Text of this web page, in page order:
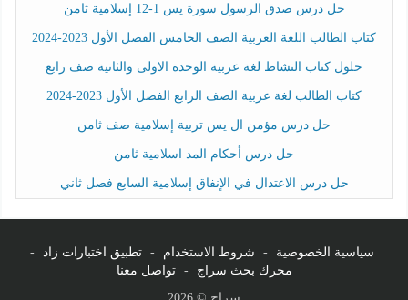
حل درس صدق الرسول سورة يس 1-12 إسلامية ثامن
كتاب الطالب اللغة العربية الصف الخامس الفصل الأول 2023-2024
حلول كتاب النشاط لغة عربية الوحدة الاولى والثانية صف رابع
كتاب الطالب لغة عربية الصف الرابع الفصل الأول 2023-2024
حل درس مؤمن ال يس تربية إسلامية صف ثامن
حل درس أحكام المد اسلامية ثامن
حل درس الاعتدال في الإنفاق إسلامية السابع فصل ثاني
سياسية الخصوصية - شروط الاستخدام - تطبيق اختبارات زاد
-
محرك بحث سراج
-
تواصل معنا